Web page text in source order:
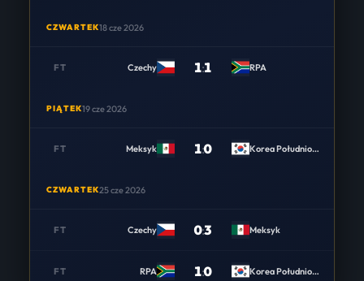
CZWARTEK18 cze 2026
FT Czechy 1:1 RPA
PIĄTEK19 cze 2026
FT Meksyk 1:0 Korea Południowa
CZWARTEK25 cze 2026
FT Czechy 0:3 Meksyk
FT RPA 1:0 Korea Południowa